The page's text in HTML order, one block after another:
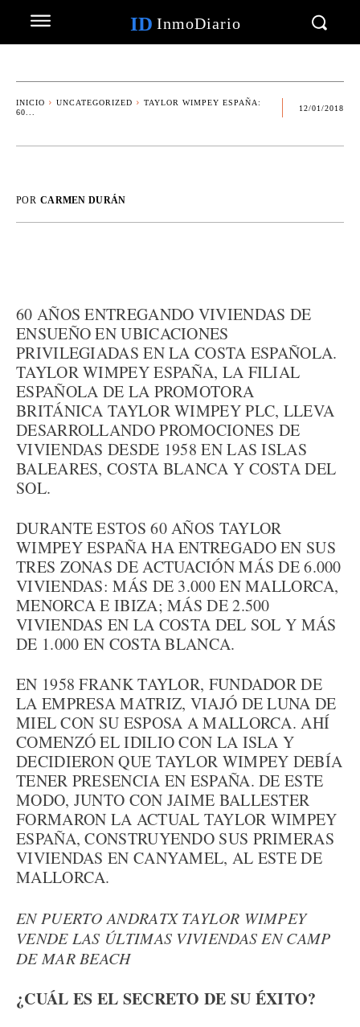
ID InmoDiario
INICIO UNCATEGORIZED
TAYLOR WIMPEY ESPAÑA:
60...
12/01/2018
POR CARMEN DURÁN
60 AÑOS ENTREGANDO VIVIENDAS DE
ENSUEÑO EN UBICACIONES
PRIVILEGIADAS EN LA COSTA ESPAÑOLA.
TAYLOR WIMPEY ESPAÑA, LA FILIAL
ESPAÑOLA DE LA PROMOTORA
BRITÁNICA TAYLOR WIMPEY PLC, LLEVA
DESARROLLANDO PROMOCIONES DE
VIVIENDAS DESDE 1958 EN LAS ISLAS
BALEARES, COSTA BLANCA Y COSTA DEL
SOL.
DURANTE ESTOS 60 AÑOS TAYLOR
WIMPEY ESPAÑA HA ENTREGADO EN SUS
TRES ZONAS DE ACTUACIÓN MÁS DE 6.000
VIVIENDAS: MÁS DE 3.000 EN MALLORCA,
MENORCA E IBIZA; MÁS DE 2.500
VIVIENDAS EN LA COSTA DEL SOL Y MÁS
DE 1.000 EN COSTA BLANCA.
EN 1958 FRANK TAYLOR, FUNDADOR DE
LA EMPRESA MATRIZ, VIAJÓ DE LUNA DE
MIEL CON SU ESPOSA A MALLORCA. AHÍ
COMENZÓ EL IDILIO CON LA ISLA Y
DECIDIERON QUE TAYLOR WIMPEY DEBÍA
TENER PRESENCIA EN ESPAÑA. DE ESTE
MODO, JUNTO CON JAIME BALLESTER
FORMARON LA ACTUAL TAYLOR WIMPEY
ESPAÑA, CONSTRUYENDO SUS PRIMERAS
VIVIENDAS EN CANYAMEL, AL ESTE DE
MALLORCA.
EN PUERTO ANDRATX TAYLOR WIMPEY
VENDE LAS ÚLTIMAS VIVIENDAS EN CAMP
DE MAR BEACH
¿CUÁL ES EL SECRETO DE SU ÉXITO?